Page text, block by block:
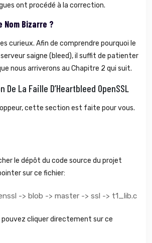
ont procédé à la correction.
Nom Bizarre ?
curieux. Afin de comprendre pourquoi le
saigne (bleed), il suffit de patienter
nous arriverons au Chapitre 2 qui suit.
La Faille D’Heartbleed OpenSSL
cette section est faite pour vous.
le dépôt du code source du projet
sur ce fichier:
-> blob -> master -> ssl -> t1_lib.c
cliquer directement sur ce